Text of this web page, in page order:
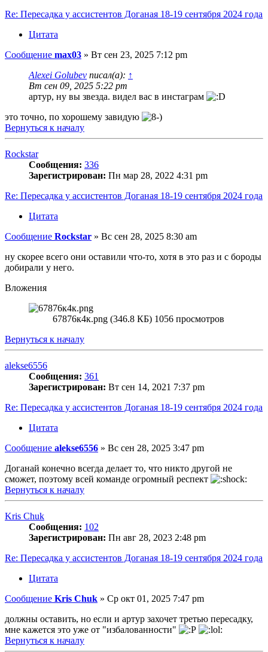
Re: Пересадка у ассистентов Доганая 18-19 сентября 2024 года
Цитата
Сообщение max03 » Вт сен 23, 2025 7:12 pm
Alexei Golubev писал(а): ↑
Вт сен 09, 2025 5:22 pm
артур, ну вы звезда. видел вас в инстаграм
это точно, по хорошему завидую
Вернуться к началу
Rockstar
Сообщения: 336
Зарегистрирован: Пн мар 28, 2022 4:31 pm
Re: Пересадка у ассистентов Доганая 18-19 сентября 2024 года
Цитата
Сообщение Rockstar » Вс сен 28, 2025 8:30 am
ну скорее всего они оставили что-то, хотя в это раз и с бороды
добирали у него.
Вложения
67876к4к.png (346.8 КБ) 1056 просмотров
Вернуться к началу
alekse6556
Сообщения: 361
Зарегистрирован: Вт сен 14, 2021 7:37 pm
Re: Пересадка у ассистентов Доганая 18-19 сентября 2024 года
Цитата
Сообщение alekse6556 » Вс сен 28, 2025 3:47 pm
Доганай конечно всегда делает то, что никто другой не
сможет, поэтому всей команде огромный респект
Вернуться к началу
Kris Chuk
Сообщения: 102
Зарегистрирован: Пн авг 28, 2023 2:48 pm
Re: Пересадка у ассистентов Доганая 18-19 сентября 2024 года
Цитата
Сообщение Kris Chuk » Ср окт 01, 2025 7:47 pm
должны оставить, но если и артур захочет третью пересадку,
мне кажется это уже от "избалованности"
Вернуться к началу